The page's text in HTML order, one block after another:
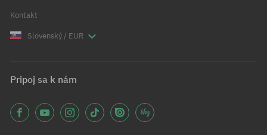
Kontakt
Slovenský / EUR
Pripoj sa k nám